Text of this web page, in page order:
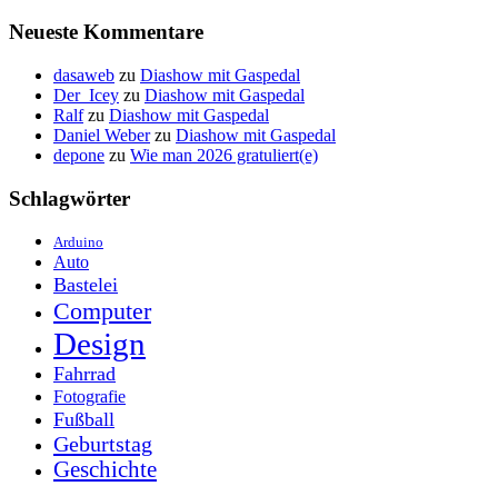
Neueste Kommentare
dasaweb zu Diashow mit Gaspedal
Der_Icey zu Diashow mit Gaspedal
Ralfzu Diashow mit Gaspedal
Daniel Weberzu Diashow mit Gaspedal
depone zu Wie man 2026 gratuliert(e)
Schlagwörter
Arduino
Auto
Bastelei
Computer
Design
Fahrrad
Fotografie
Fußball
Geburtstag
Geschichte